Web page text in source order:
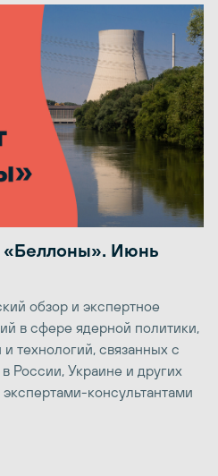
Июнь
обзор и экспертное
в сфере ядерной политики,
технологий, связанных с
России, Украине и других
консультантами